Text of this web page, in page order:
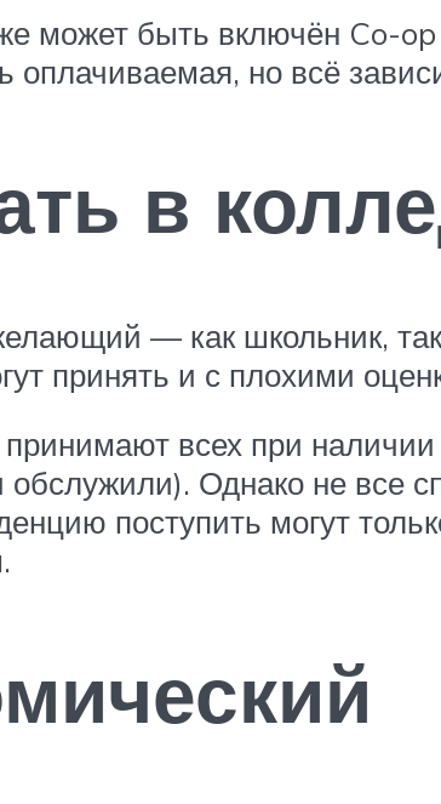
может быть включён Co-
но всё
в
— как школьник,
принять и с плохими
принимают всех при
Однако не все
поступить могут